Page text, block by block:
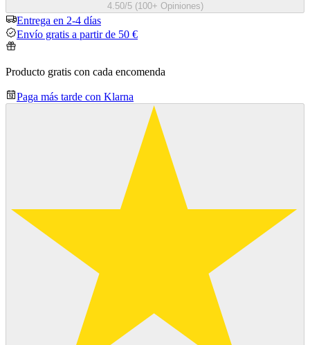
4.50/5 (100+ Opiniones)
Entrega en 2-4 días
Envío gratis a partir de 50 €
Producto gratis con cada encomenda
Paga más tarde con Klarna